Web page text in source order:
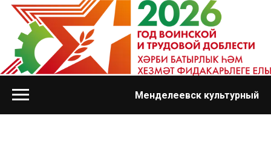
Менделеевск культурный